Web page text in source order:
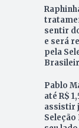
sentir
e será
pela
Pablo
até R$
assistir